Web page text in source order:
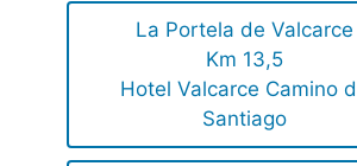
La Portela de Valcarce
Km 13,5
Hotel Valcarce Camino
Santiago